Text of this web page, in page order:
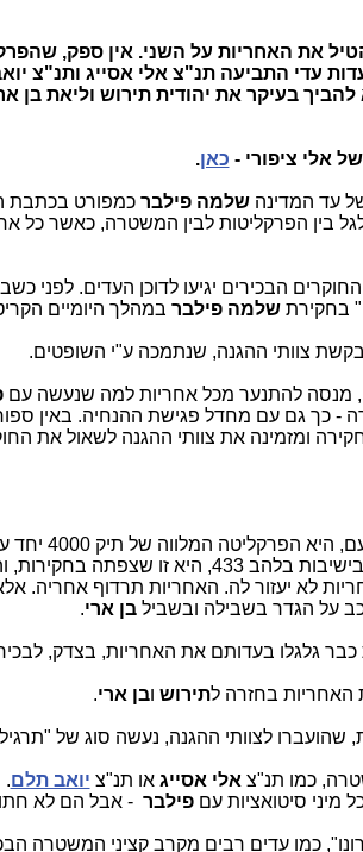
את האחריות על השני. אין ספק,
עדי התביעה תנ"צ אלי אסייג ותנ"צ
בעיקר את יהודית תירוש וליאת בן
אלי ציפורי - כאן.
עד המדינהשלמה פילברכמפורט בכתבת
בין הפרקליטות לבין המשטרה, כאשר כל
הבכירים יגיעו לדוכן העדים.לפני
בחקירתשלמה פילבר במהלך היומיים
צוותי ההגנה, שנתמכה ע"י השופטים.
מנסה להתנער מכל אחריות למה שנעשה עם
גם עם מחדל פגישת ההנחיה. באין ספור
ומזמינה את צוותי ההגנה לשאול את
הפרקליטה המלווה של תיק 4000 יחד עם
היא האחראית, היא זו שהשתתפה בישיבות בלהב 433, היא
לא יעזור לה. האחריות תרדוף אחריה.
על הגדר בשבילה ובשבילבן ארי.
כבר גלגלו בעדותם את האחריות, בצדק,
האחריות בחזרה לתירוש ובן ארי.
לצוותי ההגנה, נעשה סוג של
כמו תנ"צ אלי אסייג או תנ"צ יואב תלם.
מיני סיטואציות עםפילבר - אבל הם לא
כמו עדים רבים מקרב קציני המשטרה